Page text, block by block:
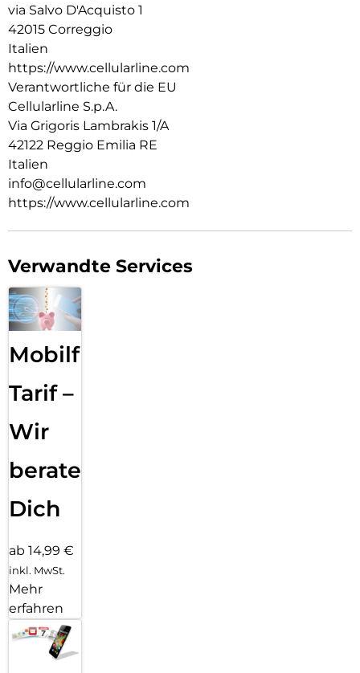
via Salvo D'Acquisto 1
42015 Correggio
Italien
https://www.cellularline.com
Verantwortliche für die EU
Cellularline S.p.A.
Via Grigoris Lambrakis 1/A
42122 Reggio Emilia RE
Italien
info@cellularline.com
https://www.cellularline.com
Verwandte Services
Mobilfunk
Tarif –
Wir
beraten
Dich
ab 14,99 €
inkl. MwSt.
Mehr
erfahren